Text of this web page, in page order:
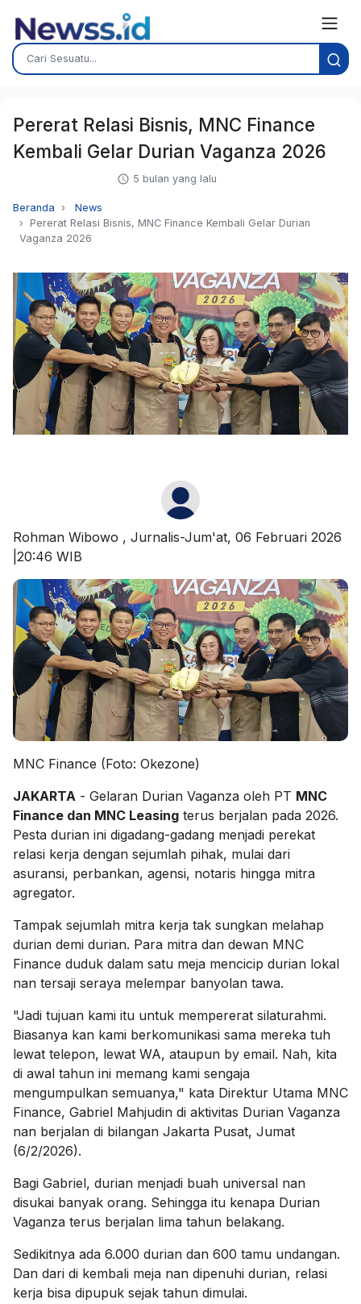
Pererat Relasi Bisnis, MNC Finance
Kembali Gelar Durian Vaganza 2026
5 bulan yang lalu
Beranda
News
Pererat Relasi Bisnis, MNC Finance Kembali Gelar Durian
Vaganza 2026
Rohman Wibowo , Jurnalis-Jum'at, 06 Februari 2026
|20:46 WIB
MNC Finance (Foto: Okezone)
JAKARTA - Gelaran Durian Vaganza oleh PT MNC
Finance dan MNC Leasing terus berjalan pada 2026.
Pesta durian ini digadang-gadang menjadi perekat
relasi kerja dengan sejumlah pihak, mulai dari
asuransi, perbankan, agensi, notaris hingga mitra
agregator.
Tampak sejumlah mitra kerja tak sungkan melahap
durian demi durian. Para mitra dan dewan MNC
Finance duduk dalam satu meja mencicip durian lokal
nan tersaji seraya melempar banyolan tawa.
"Jadi tujuan kami itu untuk mempererat silaturahmi.
Biasanya kan kami berkomunikasi sama mereka tuh
lewat telepon, lewat WA, ataupun by email. Nah, kita
di awal tahun ini memang kami sengaja
mengumpulkan semuanya," kata Direktur Utama MNC
Finance, Gabriel Mahjudin di aktivitas Durian Vaganza
nan berjalan di bilangan Jakarta Pusat, Jumat
(6/2/2026).
Bagi Gabriel, durian menjadi buah universal nan
disukai banyak orang. Sehingga itu kenapa Durian
Vaganza terus berjalan lima tahun belakang.
Sedikitnya ada 6.000 durian dan 600 tamu undangan.
Dan dari di kembali meja nan dipenuhi durian, relasi
kerja bisa dipupuk sejak tahun dimulai.